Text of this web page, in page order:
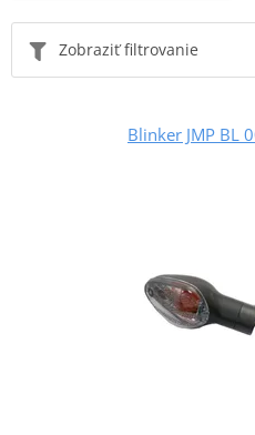
Zobraziť filtrovanie
Blinker JMP BL